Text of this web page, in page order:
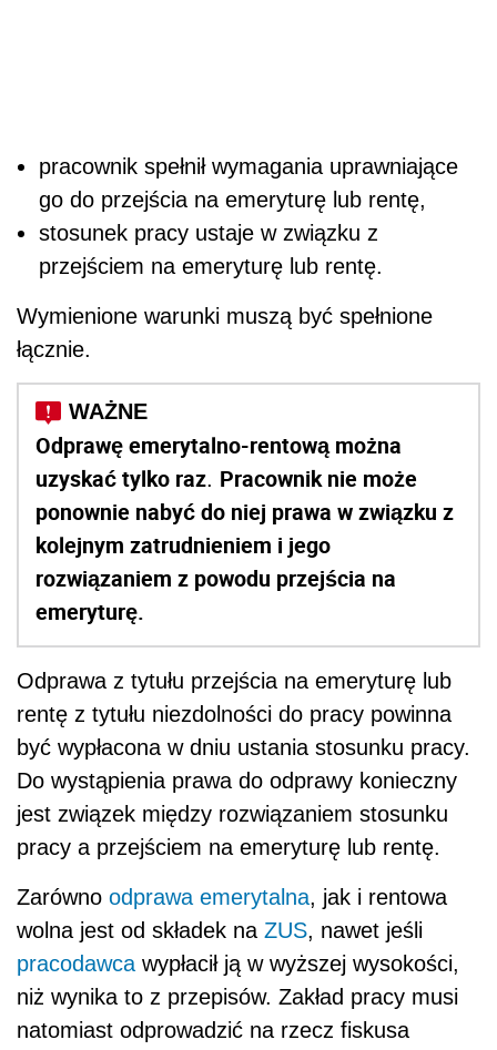
pracownik spełnił wymagania uprawniające
go do przejścia na emeryturę lub rentę,
stosunek pracy ustaje w związku z
przejściem na emeryturę lub rentę.
Wymienione warunki muszą być spełnione
łącznie.
Odprawę emerytalno-rentową można
uzyskać tylko raz. Pracownik nie może
ponownie nabyć do niej prawa w związku z
kolejnym zatrudnieniem i jego
rozwiązaniem z powodu przejścia na
emeryturę.
Odprawa z tytułu przejścia na emeryturę lub
rentę z tytułu niezdolności do pracy powinna
być wypłacona w dniu ustania stosunku pracy.
Do wystąpienia prawa do odprawy konieczny
jest związek między rozwiązaniem stosunku
pracy a przejściem na emeryturę lub rentę.
Zarówno odprawa emerytalna, jak i rentowa
wolna jest od składek na ZUS, nawet jeśli
pracodawca wypłacił ją w wyższej wysokości,
niż wynika to z przepisów. Zakład pracy musi
natomiast odprowadzić na rzecz fiskusa